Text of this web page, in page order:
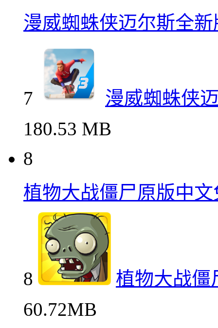
漫威蜘蛛侠迈尔斯全
7
漫威蜘蛛侠
180.53 MB
8
植物大战僵尸原版中
8
植物大战僵
60.72MB